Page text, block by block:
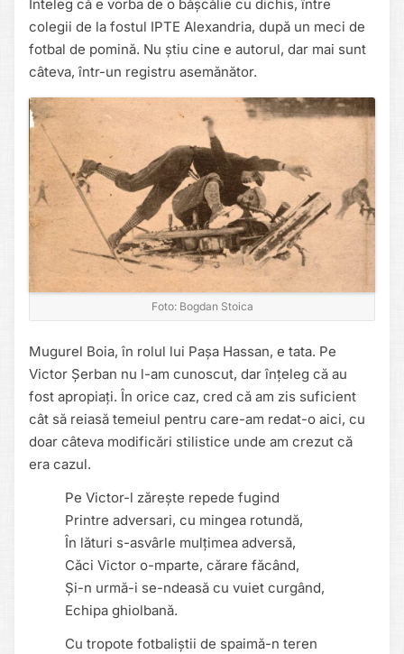
Înteleg că e vorba de o bășcălie cu dichis, între
colegii de la fostul IPTE Alexandria, după un meci de
fotbal de pomină. Nu știu cine e autorul, dar mai sunt
câteva, într-un registru asemănător.
Foto: Bogdan Stoica
Mugurel Boia, în rolul lui Pașa Hassan, e tata. Pe
Victor Șerban nu l-am cunoscut, dar înțeleg că au
fost apropiați. În orice caz, cred că am zis suficient
cât să reiasă temeiul pentru care-am redat-o aici, cu
doar câteva modificări stilistice unde am crezut că
era cazul.
Pe Victor-l zărește repede fugind
Printre adversari, cu mingea rotundă,
În lături s-asvârle mulțimea adversă,
Căci Victor o-mparte, cărare făcând,
Și-n urmă-i se-ndeasă cu vuiet curgând,
Echipa ghiolbană.
Cu tropote fotbaliștii de spaimă-n teren